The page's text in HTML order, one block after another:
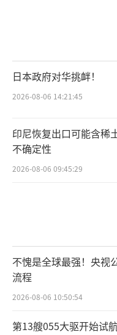
机爆发以来，中
劝和促谈。乌方
决，反而可能使
各方保持克制，
来。
当今世界面临
核心的国际体系
秩序，维护以
乌克兰的制裁
相互依存的全球
日本政府对华挑衅！
2026-08-06 14:21:45
印尼恢复出口可能含稀
不确定性
2026-08-06 09:45:29
不愧是全球最强！央视
流程
2026-08-06 10:50:54
第13艘055大驱开始试